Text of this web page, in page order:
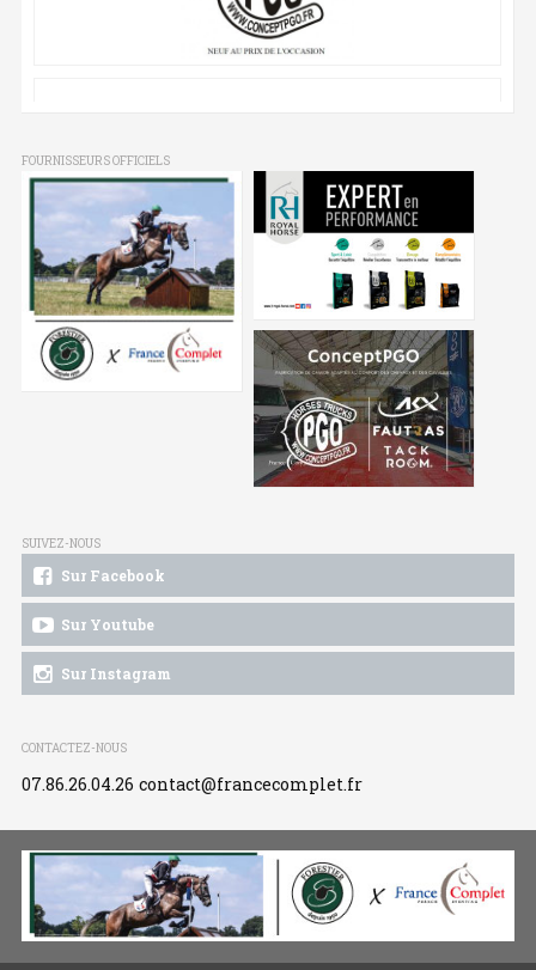
FOURNISSEURS OFFICIELS
SUIVEZ-NOUS
Sur Facebook
Sur Youtube
Sur Instagram
CONTACTEZ-NOUS
07.86.26.04.26 contact@francecomplet.fr